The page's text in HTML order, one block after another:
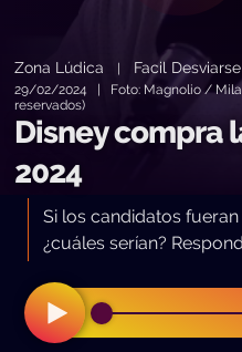
Zona Lúdica Facil Desviarse
29/02/2024 | Foto: Magnolio /
reservados)
Disney compra
2024
Si los candidatos
¿cuáles serían?